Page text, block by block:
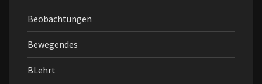
Beobachtungen
Bewegendes
BLehrt